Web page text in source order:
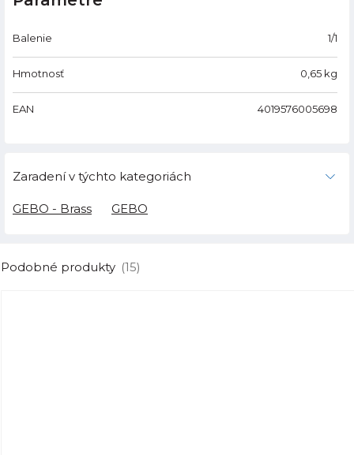
Balenie 1/1
Hmotnosť 0,65 kg
EAN 4019576005698
Zaradení v týchto kategoriách
GEBO - Brass GEBO
Podobné produkty (15)